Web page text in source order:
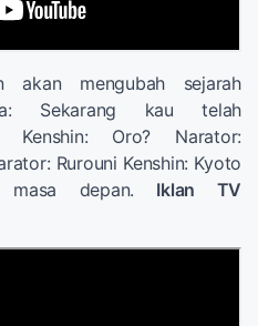
akan mengubah sejarah
Sekarang kau telah
Kenshin: Oro? Narator:
Rurouni Kenshin: Kyoto
masa depan. Iklan TV